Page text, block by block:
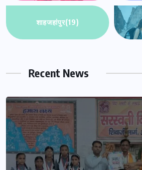
शाहजहांपुर(19)
Recent News